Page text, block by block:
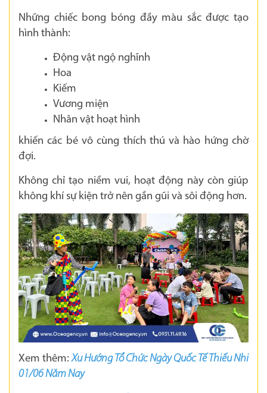
Những chiếc bong bóng đầy màu sắc được tạo
hình thành:
Động vật ngộ nghĩnh
Hoa
Kiếm
Vương miện
Nhân vật hoạt hình
khiến các bé vô cùng thích thú và hào hứng chờ
đợi.
Không chỉ tạo niềm vui, hoạt động này còn giúp
không khí sự kiện trở nên gần gũi và sôi động hơn.
Xem thêm:Xu Hướng Tổ Chức Ngày Quốc Tế Thiếu Nhi
01/06 Năm Nay